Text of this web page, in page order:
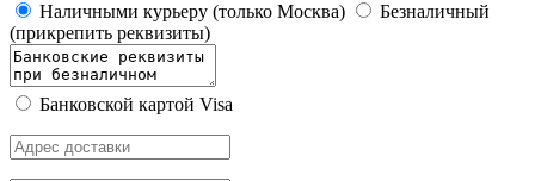
Наличными курьеру (только Москва)
Безналичный
(прикрепить реквизиты)
Банковской картой Visa